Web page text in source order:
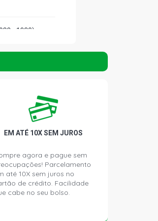
- 1980)
6357
6358
229/6
EM ATÉ 10X SEM JUROS
agora e pague sem
Parcelamento
até 10X sem juros no
de crédito. Facilidade
cabe no seu bolso.